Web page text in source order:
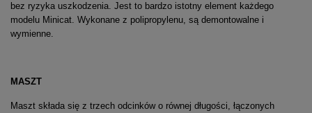
bez ryzyka uszkodzenia. Jest to bardzo istotny element każdego
modelu Minicat. Wykonane z polipropylenu, są demontowalne i
wymienne.
MASZT
Maszt składa się z trzech odcinków o równej długości, łączonych